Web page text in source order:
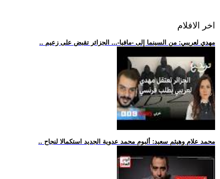
اخر الافلام
.. مهدي لعريبي: من السينما إلى -مافيا-... الجزائر تقبض على زعيم
.. محمد علام وهيثم سعيد: ألبوم محمد عدوية الجديد استكمالا لنجاح